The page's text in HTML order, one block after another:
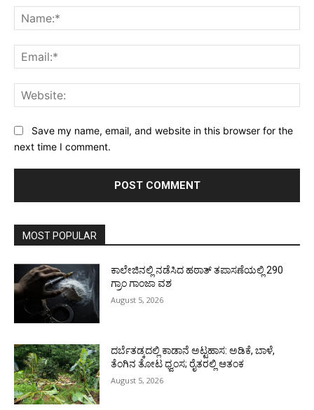
Save my name, email, and website in this browser for the
next time I comment.
MOST POPULAR
ಕಾಲೇಜಿನಲ್ಲಿ ನಡೆಸಿದ ಹಠಾತ್ ತಪಾಸಣೆಯಲ್ಲಿ 290
ಗ್ರಾಂ ಗಾಂಜಾ ವಶ
August 5, 2026
ದರ್ಬೆತಡ್ಕದಲ್ಲಿ ಕಾಡಾನೆ ಅಟ್ಟಹಾಸ: ಅಡಿಕೆ, ಬಾಳೆ,
ತೆಂಗಿನ ತೋಟ ಧ್ವಂಸ; ರೈತರಲ್ಲಿ ಆತಂಕ
August 5, 2026